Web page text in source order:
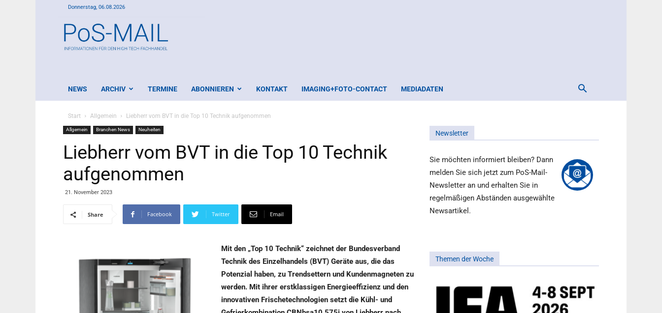
Donnerstag, 06.08.2026
Mail
NEWS ARCHIV TERMINE ABONNIEREN KONTAKT IMAGING+FOTO-CONTACT MEDIADATEN
Start Allgemein Liebherr vom BVT in die Top 10 Technik aufgenommen
Allgemein Branchen News Neuheiten
Liebherr vom BVT in die Top 10 Technik
aufgenommen
21. November 2023
Share Facebook Twitter Email
Mit den „Top 10 Technik“ zeichnet der Bundesverband
Technik des Einzelhandels (BVT) Geräte aus, die das
Potenzial haben, zu Trendsettern und Kundenmagneten zu
werden. Mit ihrer erstklassigen Energieeffizienz und den
innovativen Frischetechnologien setzt die Kühl- und
Newsletter
Sie möchten informiert bleiben? Dann
melden Sie sich jetzt zum PoS-Mail-
Newsletter an und erhalten Sie in
regelmäßigen Abständen ausgewählte
Newsartikel.
Themen der Woche